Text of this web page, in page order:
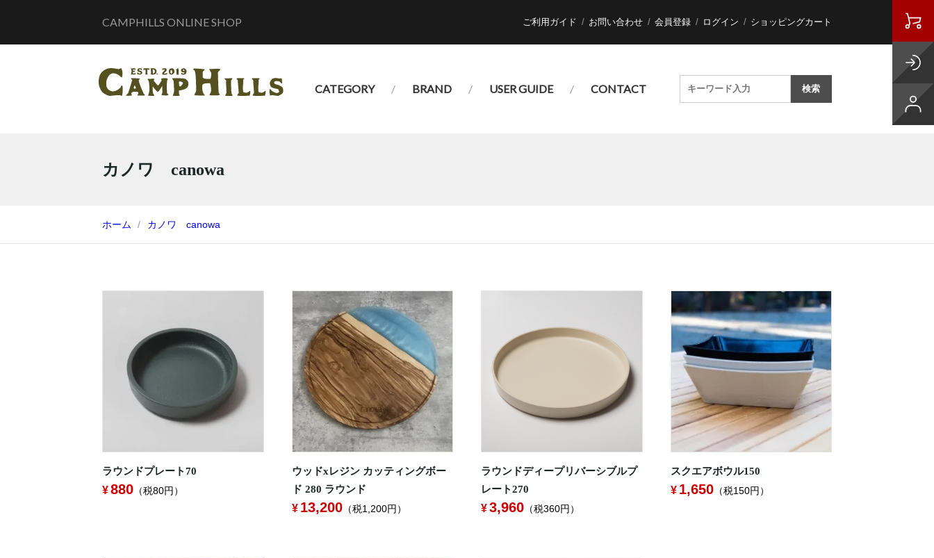
CAMPHILLS ONLINE SHOP ご利用ガイド お問い合わせ 会員登録 ログイン ショッピングカート
CATEGORY BRAND USER GUIDE CONTACT
カノワ canowa
ホーム カノワ canowa
ラウンドプレート70
880 （税80円）
ウッドxレジン カッティングボー
ド 280 ラウンド
13,200（税1,200円）
ラウンドディープリバーシブルプ
レート270
3,960 （税360円）
スクエアボウル150
1,650（税150円）